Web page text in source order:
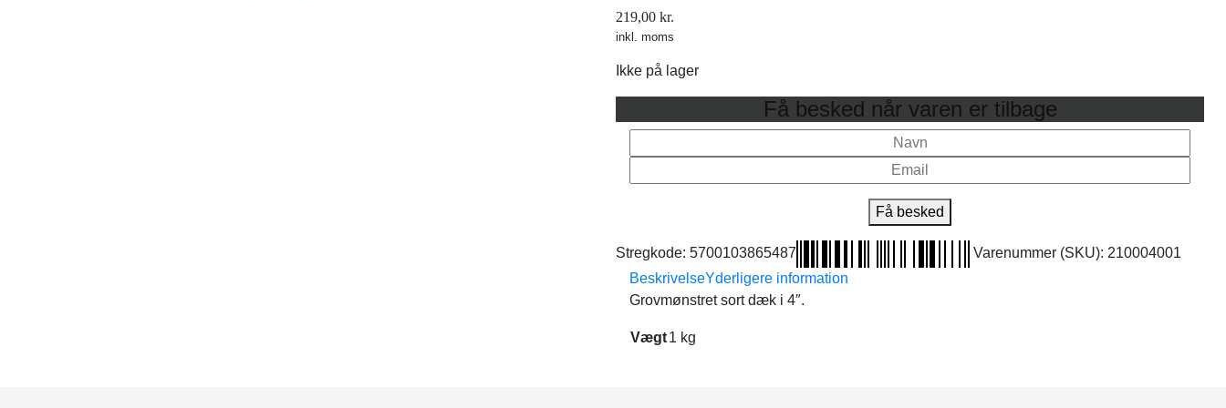
219,00 kr.
inkl. moms
Ikke på lager
Få besked når varen er tilbage
Få besked
Stregkode: 5700103865487 Varenummer (SKU): 210004001
BeskrivelseYderligere information
Grovmønstret sort dæk i 4″.
Vægt1 kg